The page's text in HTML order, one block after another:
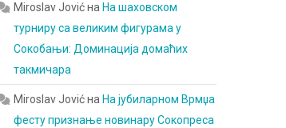
Miroslav Jovićна На шаховском
турниру са великим фигурама у
Сокобањи: Доминација домаћих
такмичара
Miroslav Jovićна На јубиларном Врмџа
фесту признање новинару Сокопреса